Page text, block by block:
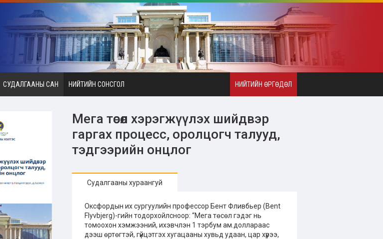
СУДАЛГААНЫ САН НИЙТИЙН СОНСГОЛ НИЙТИЙН ӨРГӨДӨЛ
Мега төсөл хэрэгжүүлэх шийдвэр
гаргах процесс, оролцогч талууд,
тэдгээрийн онцлог
Судалгааны хураангуй
Оксфордын их сургуулийн профессор Бент Фливбьер (Bent
Flyvbjerg)-гийн тодорхойлсноор: “Мега төсөл гэдэг нь
томоохон хэмжээний, ихэвчлэн 1 тэрбум ам.доллараас
дээш өртөгтэй, гүйцэтгэх хугацааны хувьд удаан, цар хүрээ,